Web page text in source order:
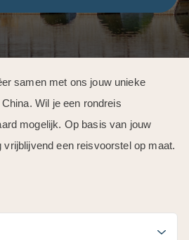
samen met ons jouw unieke
Wil je een rondreis
mogelijk. Op basis van jouw
een reisvoorstel op maat.